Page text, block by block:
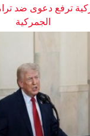
ترفع دعوى ضد
الجمركية